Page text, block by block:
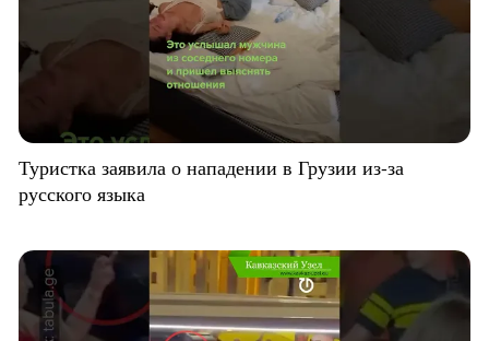
Туристка заявила о нападении в Грузии из-за
русского языка